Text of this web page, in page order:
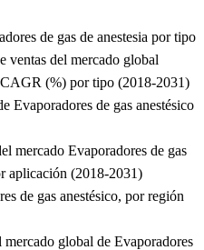
de gas de anestesia por tipo
ventas del mercado global
CAGR (%) por tipo (2018-2031)
Evaporadores de gas anestésico
mercado Evaporadores de gas
aplicación (2018-2031)
de gas anestésico, por región
global de Evaporadores